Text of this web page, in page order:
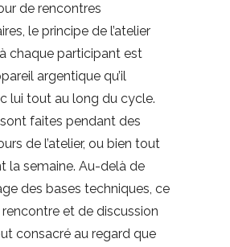
de rencontres
le principe de l’atelier
chaque participant est
argentique qu’il
lui tout au long du cycle.
faites pendant des
de l’atelier, ou bien tout
la semaine. Au-delà de
des bases techniques, ce
et de discussion
consacré au regard que